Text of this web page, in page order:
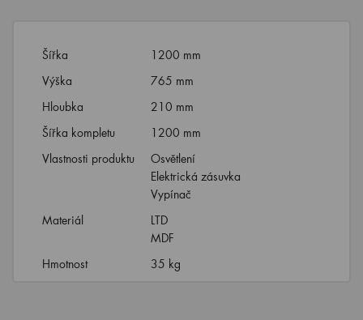
Šířka
1200 mm
Výška
765 mm
Hloubka
210 mm
Šířka kompletu
1200 mm
Vlastnosti produktu
Osvětlení
Elektrická zásuvka
Vypínač
Materiál
LTD
MDF
Hmotnost
35 kg